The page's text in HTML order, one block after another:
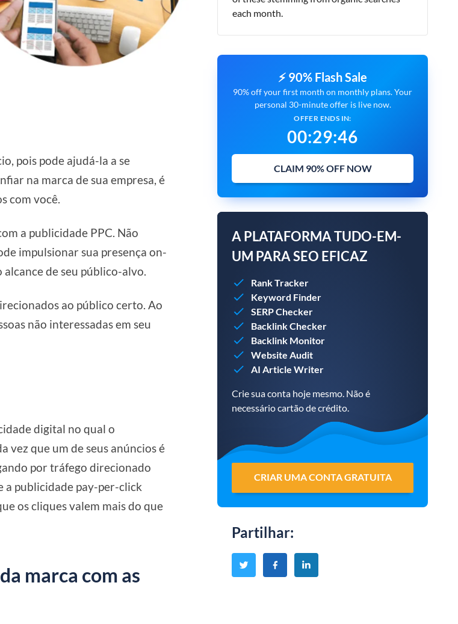
pois pode ajudá-la a se
na marca de sua empresa, é
com você.
a publicidade PPC. Não
impulsionar sua presença on-
alcance de seu público-alvo.
ao público certo. Ao
não interessadas em seu
digital no qual o
vez que um de seus anúncios é
por tráfego direcionado
a publicidade pay-per-click
os cliques valem mais do que
marca com as
each month.
⚡ 90% Flash Sale
90% off your first month on monthly plans. Your
personal 30-minute offer is live now.
OFFER ENDS IN:
00:29:45
CLAIM 90% OFF NOW
A PLATAFORMA TUDO-EM-
UM PARA SEO EFICAZ
Rank Tracker
Keyword Finder
SERP Checker
Backlink Checker
Backlink Monitor
Website Audit
AI Article Writer
Crie sua conta hoje mesmo. Não é
necessário cartão de crédito.
CRIAR UMA CONTA GRATUITA
Partilhar: